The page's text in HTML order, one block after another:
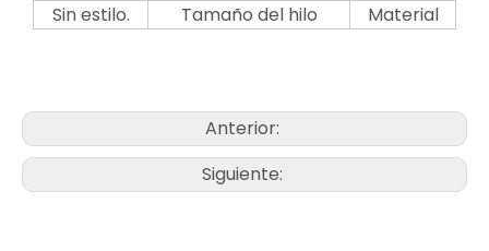
Sin estilo.
Tamaño del hilo Material
Anterior:
Siguiente: